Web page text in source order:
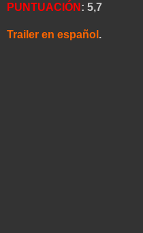
PUNTUACIÓN : 5,7
Trailer en español .